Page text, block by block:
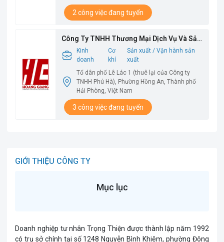
2 công việc đang tuyển
Công Ty TNHH Thương Mại Dịch Vụ Và Sản
Xuất Hoàng Giang
Kinh
doanh
Cơ
khí
Sản xuất / Vận hành sản
xuất
Tổ dân phố Lê Lác 1 (thuê lại của Công ty
TNHH Phú Hà), Phường Hồng An, Thành phố
Hải Phòng, Việt Nam
3 công việc đang tuyển
GIỚI THIỆU CÔNG TY
Mục lục
Doanh nghiệp tư nhân Trọng Thiện được thành lập năm 1992
có trụ sở chính tại số 1248 Nguyễn Bình Khiêm, phường Đông